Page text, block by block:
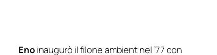
Enoinaugurò il filone ambient nel ’77 con